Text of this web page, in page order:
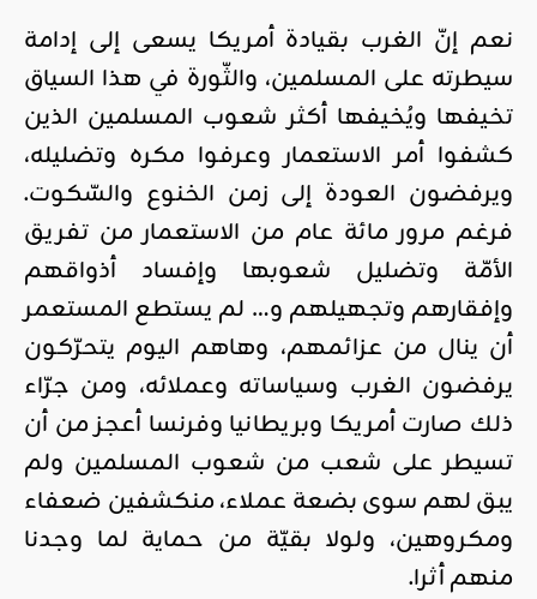
نعم إنّ الغرب بقيادة أمريكا يسعى إلى إدامة
سيطرته على المسلمين، والثّورة في هذا السياق
تخيفها ويُخيفها أكثر شعوب المسلمين الذين
كشفوا أمر الاستعمار وعرفوا مكره وتضليله،
ويرفضون العودة إلى زمن الخنوع والسّكوت.
فرغم مرور مائة عام من الاستعمار من تفريق
الأمّة وتضليل شعوبها وإفساد أذواقهم
وإفقارهم وتجهيلهم و… لم يستطع المستعمر
أن ينال من عزائمهم، وهاهم اليوم يتحرّكون
يرفضون الغرب وسياساته وعملائه، ومن جرّاء
ذلك صارت أمريكا وبريطانيا وفرنسا أعجز من أن
تسيطر على شعب من شعوب المسلمين ولم
يبق لهم سوى بضعة عملاء، منكشفين ضعفاء
ومكروهين، ولولا بقيّة من حماية لما وجدنا
منهم أثرا.